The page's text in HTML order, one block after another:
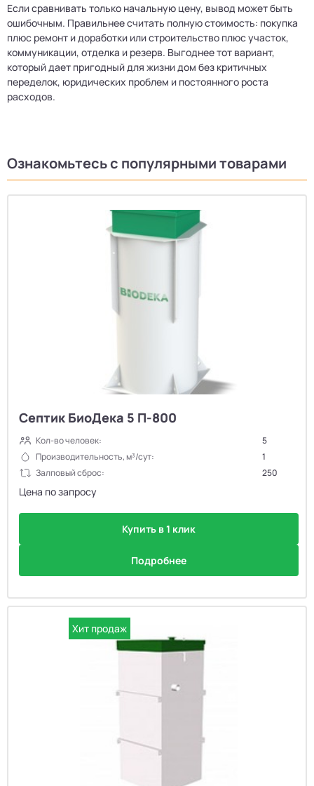
Если сравнивать только начальную цену, вывод может быть
ошибочным. Правильнее считать полную стоимость: покупка
плюс ремонт и доработки или строительство плюс участок,
коммуникации, отделка и резерв. Выгоднее тот вариант,
который дает пригодный для жизни дом без критичных
переделок, юридических проблем и постоянного роста
расходов.
Ознакомьтесь с популярными товарами
Септик БиоДека 5 П-800
Кол-во человек:
5
Производительность, м³/сут:
1
Залповый сброс:
250
Цена по запросу
Купить в 1 клик
Подробнее
Хит продаж